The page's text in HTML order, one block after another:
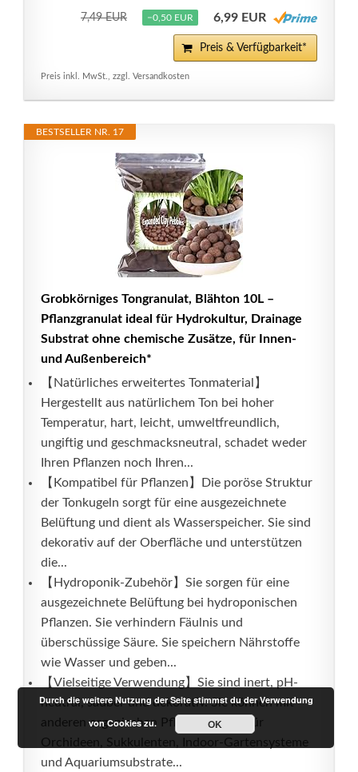
7,49 EUR −0,50 EUR 6,99 EUR
Preis & Verfügbarkeit*
Preis inkl. MwSt., zzgl. Versandkosten
BESTSELLER NR. 17
Grobkörniges Tongranulat, Blähton 10L –
Pflanzgranulat ideal für Hydrokultur, Drainage
Substrat ohne chemische Zusätze, für Innen-
und Außenbereich*
【Natürliches erweitertes Tonmaterial】
Hergestellt aus natürlichem Ton bei hoher
Temperatur, hart, leicht, umweltfreundlich,
ungiftig und geschmacksneutral, schadet weder
Ihren Pflanzen noch Ihren...
【Kompatibel für Pflanzen】Die poröse Struktur
der Tonkugeln sorgt für eine ausgezeichnete
Belüftung und dient als Wasserspeicher. Sie sind
dekorativ auf der Oberfläche und unterstützen
die...
【Hydroponik-Zubehör】Sie sorgen für eine
ausgezeichnete Belüftung bei hydroponischen
Pflanzen. Sie verhindern Fäulnis und
überschüssige Säure. Sie speichern Nährstoffe
wie Wasser und geben...
【Vielseitige Verwendung】Sie sind inert, pH-
neutral, sauber und dekorativ. Sie können mit
anderen organischen Pflanzenböden für
Orchideen, Sukkulenten, Indoor-Gartensysteme
und Aquariumsubstrate...
Durch die weitere Nutzung der Seite stimmst du der Verwendung
von Cookies zu.
OK